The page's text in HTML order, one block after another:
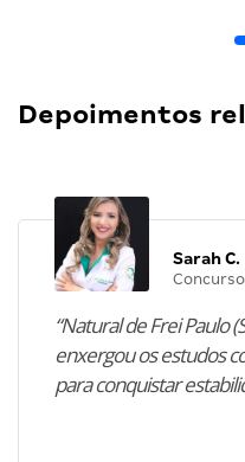
Depoimentos
Sarah C.
“Natural de Frei Paulo
enxergou os estudos
para conquistar